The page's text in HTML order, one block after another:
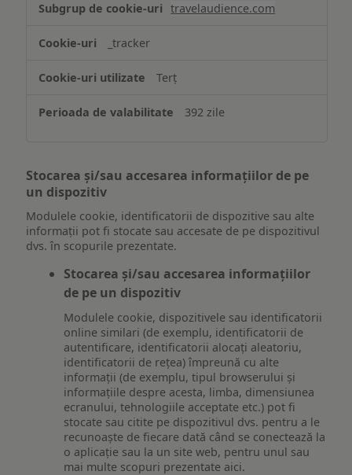
travelaudience.com
_tracker
Terț
392 zile
Stocarea și/sau accesarea informațiilor de pe
un dispozitiv
Modulele cookie, identificatorii de dispozitive sau alte
informații pot fi stocate sau accesate de pe dispozitivul
dvs. în scopurile prezentate.
Stocarea și/sau accesarea informațiilor
de pe un dispozitiv
Modulele cookie, dispozitivele sau identificatorii
online similari (de exemplu, identificatorii de
autentificare, identificatorii alocați aleatoriu,
identificatorii de rețea) împreună cu alte
informații (de exemplu, tipul browserului și
informațiile despre acesta, limba, dimensiunea
ecranului, tehnologiile acceptate etc.) pot fi
stocate sau citite pe dispozitivul dvs. pentru a le
recunoaște de fiecare dată când se conectează la
o aplicație sau la un site web, pentru unul sau
mai multe scopuri prezentate aici.